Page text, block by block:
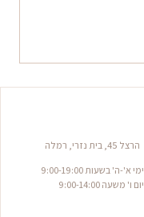
הרצל 45, בית נזרי, רמלה
ימי א'-ה' בשעות 9:00-19:00
יום ו' משעה 9:00-14:00